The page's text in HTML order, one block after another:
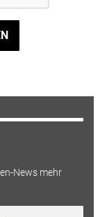
News mehr